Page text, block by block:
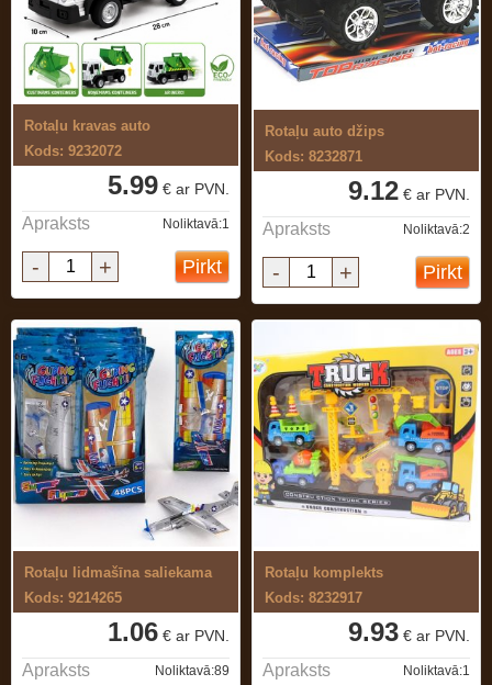
Rotaļu kravas auto
Kods: 9232072
5.99 € ar PVN.
Apraksts Noliktavā:1
- + Pirkt
Rotaļu auto džips
Kods: 8232871
9.12 € ar PVN.
Apraksts Noliktavā:2
- + Pirkt
Rotaļu lidmašīna saliekama
Kods: 9214265
1.06 € ar PVN.
Apraksts Noliktavā:89
Rotaļu komplekts
Kods: 8232917
9.93 € ar PVN.
Apraksts Noliktavā:1